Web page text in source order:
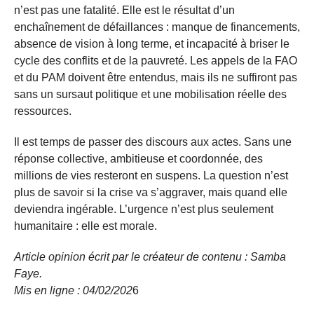
n’est pas une fatalité. Elle est le résultat d’un
enchaînement de défaillances : manque de financements,
absence de vision à long terme, et incapacité à briser le
cycle des conflits et de la pauvreté. Les appels de la FAO
et du PAM doivent être entendus, mais ils ne suffiront pas
sans un sursaut politique et une mobilisation réelle des
ressources.
Il est temps de passer des discours aux actes. Sans une
réponse collective, ambitieuse et coordonnée, des
millions de vies resteront en suspens. La question n’est
plus de savoir si la crise va s’aggraver, mais quand elle
deviendra ingérable. L’urgence n’est plus seulement
humanitaire : elle est morale.
Article opinion écrit par le créateur de contenu : Samba
Faye.
Mis en ligne : 04/02/2026